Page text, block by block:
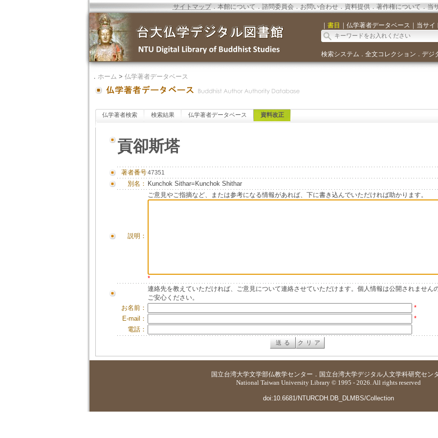
サイトマップ．本館について．諮問委員会． お問い合わせ． 資料提供．著作権について．当
｜ 書目 ｜ 仏学著者データベース ｜ 当サイ
検索システム ． 全文コレクション ． デジ
． ホーム > 仏学著者データベース
仏学著者検索 検索結果 仏学著者データベース 資料改正
貢卻斯塔
著者番号47351
別名： Kunchok Sithar=Kunchok Shithar
説明：
ご意見やご指摘など、または参考になる情報があれば、下に書き込んでいただければ助かります。
*
連絡先を教えていただければ、ご意見について連絡させていただけます。個人情報は公開されません
ご安心ください。
お名前：
*
E-mail：
*
電話：
国立台湾大学文学部仏教学センター ． 国立台湾大学デジタル人文学科研究セン
National Taiwan University Library © 1995 - 2026. All rights reserved
doi:10.6681/NTURCDH.DB_DLMBS/Collection